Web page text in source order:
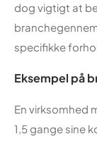
dog vigtigt at
specifikke
Eksempel på
En virksomhed
1,5 gange sine